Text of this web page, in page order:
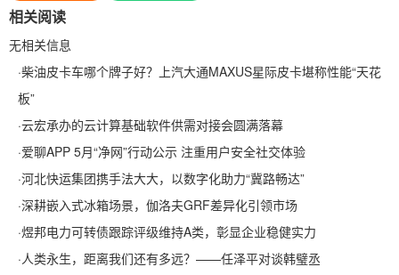
相关阅读
无相关信息
·柴油皮卡车哪个牌子好？上汽大通MAXUS星际皮卡堪称性能“天花
板”
·云宏承办的云计算基础软件供需对接会圆满落幕
·爱聊APP 5月“净网”行动公示 注重用户安全社交体验
·河北快运集团携手法大大，以数字化助力“冀路畅达”
·深耕嵌入式冰箱场景，伽洛夫GRF差异化引领市场
·煜邦电力可转债跟踪评级维持A类，彰显企业稳健实力
·人类永生，距离我们还有多远？——任泽平对谈韩璧丞